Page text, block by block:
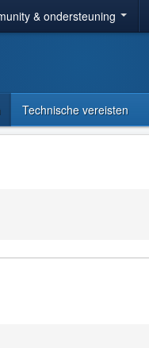
& ondersteuning
Technische vereisten